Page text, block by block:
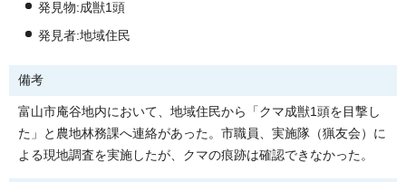
発見物:成獣1頭
発見者:地域住民
備考
富山市庵谷地内において、地域住民から「クマ成獣1頭を目撃し
た」と農地林務課へ連絡があった。市職員、実施隊（猟友会）に
よる現地調査を実施したが、クマの痕跡は確認できなかった。